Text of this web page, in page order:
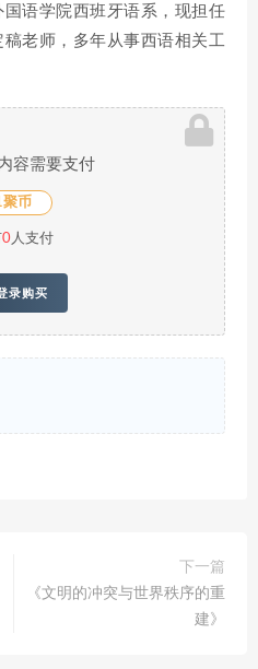
语学院西班牙语系，现担任
老师，多年从事西语相关工
容需要支付
聚币
0人支付
录购买
下一篇
《文明的冲突与世界秩序的重
建》